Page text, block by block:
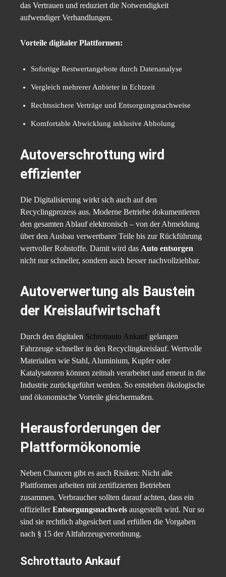
das Vertrauen und reduziert die Notwendigkeit
aufwendiger Verhandlungen.
Vorteile digitaler Plattformen:
Sofortige Restwertangebote durch Datenanalyse
Vergleich mehrerer Anbieter in Echtzeit
Rechtssichere Verträge und Entsorgungsnachweise
Komfortable Abwicklung inklusive Abholung
Autoverschrottung wird
effizienter
Die Digitalisierung wirkt sich auch auf den
Recyclingprozess aus. Moderne Betriebe dokumentieren
den gesamten Ablauf elektronisch – von der Abmeldung
über den Ausbau verwertbarer Teile bis zur Rückführung
wertvoller Rohstoffe. Damit wird das Auto entsorgen
nicht nur schneller, sondern auch besser nachvollziehbar.
Autoverwertung als Baustein
der Kreislaufwirtschaft
Durch den digitalen Schrottauto Ankauf gelangen
Fahrzeuge schneller in den Recyclingkreislauf. Wertvolle
Materialien wie Stahl, Aluminium, Kupfer oder
Katalysatoren können zeitnah verarbeitet und erneut in die
Industrie zurückgeführt werden. So entstehen ökologische
und ökonomische Vorteile gleichermaßen.
Herausforderungen der
Plattformökonomie
Neben Chancen gibt es auch Risiken: Nicht alle
Plattformen arbeiten mit zertifizierten Betrieben
zusammen. Verbraucher sollten darauf achten, dass ein
offiziellerEntsorgungsnachweis ausgestellt wird. Nur so
sind sie rechtlich abgesichert und erfüllen die Vorgaben
nach § 15 der Altfahrzeugverordnung.
Schrottauto Ankauf